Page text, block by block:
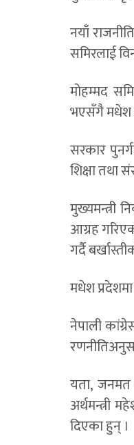
नयाँ
समिरलाई
मोहम्मद
भएसँगै मधेश
सरकार
शिक्षा तथा
मुख्यमन्त्री
आग्रह
गर्दै
मधेश
नेपाली
यता, जनमत
अर्थमन्त्री
दिएका हुन् ।